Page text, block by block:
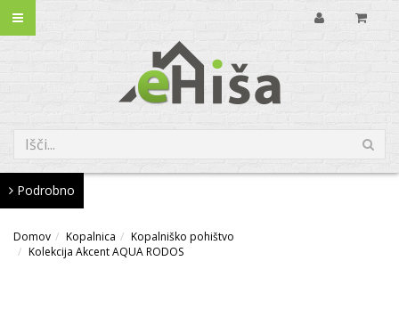
Podrobno
Domov Kopalnica
Kopalniško pohištvo
Kolekcija Akcent AQUA RODOS